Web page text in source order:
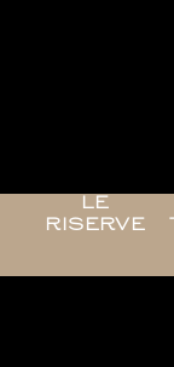
LE
RISERVE